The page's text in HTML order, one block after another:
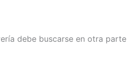
debe buscarse en otra parte